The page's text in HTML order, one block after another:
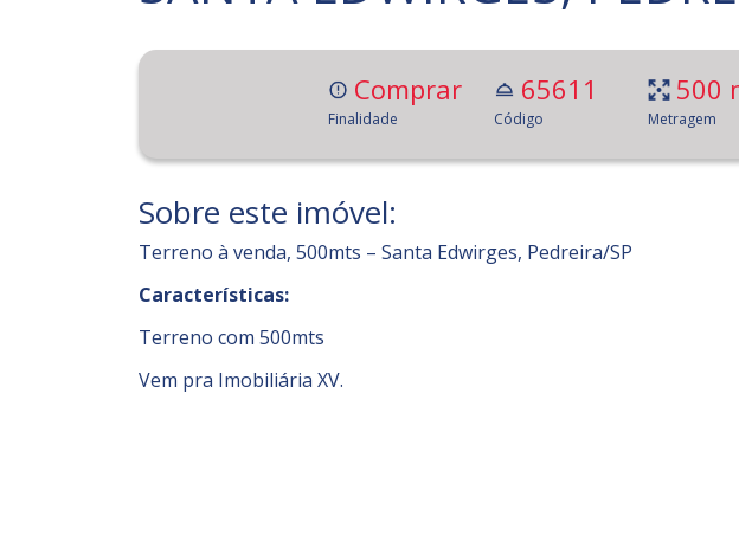
Comprar
Finalidade
65611
Código
500
Metragem
Sobre este imóvel:
Terreno à venda, 500mts – Santa Edwirges, Pedreira/SP
Características:
Terreno com 500mts
Vem pra Imobiliária XV.